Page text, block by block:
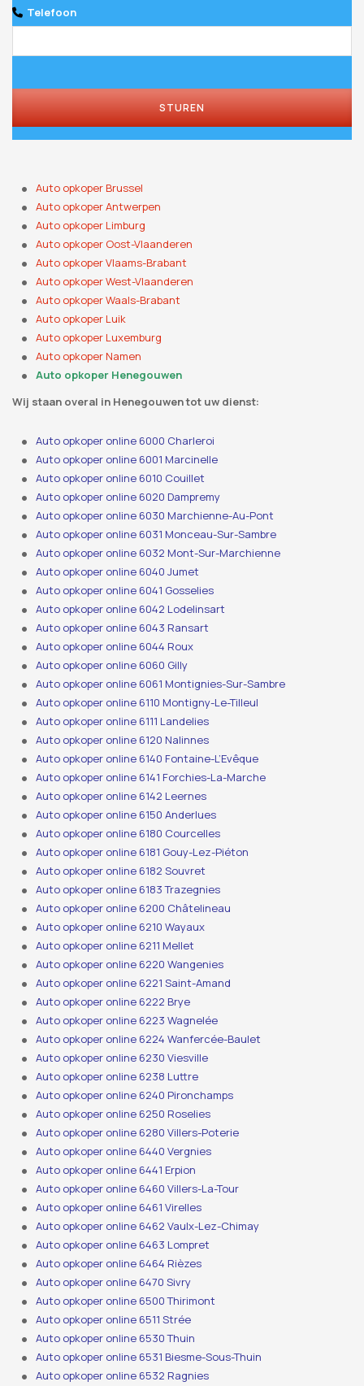
Telefoon
STUREN
Auto opkoper Brussel
Auto opkoper Antwerpen
Auto opkoper Limburg
Auto opkoper Oost-Vlaanderen
Auto opkoper Vlaams-Brabant
Auto opkoper West-Vlaanderen
Auto opkoper Waals-Brabant
Auto opkoper Luik
Auto opkoper Luxemburg
Auto opkoper Namen
Auto opkoper Henegouwen
Wij staan ​​overal in Henegouwen tot uw dienst:
Auto opkoper online 6000 Charleroi
Auto opkoper online 6001 Marcinelle
Auto opkoper online 6010 Couillet
Auto opkoper online 6020 Dampremy
Auto opkoper online 6030 Marchienne-Au-Pont
Auto opkoper online 6031 Monceau-Sur-Sambre
Auto opkoper online 6032 Mont-Sur-Marchienne
Auto opkoper online 6040 Jumet
Auto opkoper online 6041 Gosselies
Auto opkoper online 6042 Lodelinsart
Auto opkoper online 6043 Ransart
Auto opkoper online 6044 Roux
Auto opkoper online 6060 Gilly
Auto opkoper online 6061 Montignies-Sur-Sambre
Auto opkoper online 6110 Montigny-Le-Tilleul
Auto opkoper online 6111 Landelies
Auto opkoper online 6120 Nalinnes
Auto opkoper online 6140 Fontaine-L’Evêque
Auto opkoper online 6141 Forchies-La-Marche
Auto opkoper online 6142 Leernes
Auto opkoper online 6150 Anderlues
Auto opkoper online 6180 Courcelles
Auto opkoper online 6181 Gouy-Lez-Piéton
Auto opkoper online 6182 Souvret
Auto opkoper online 6183 Trazegnies
Auto opkoper online 6200 Châtelineau
Auto opkoper online 6210 Wayaux
Auto opkoper online 6211 Mellet
Auto opkoper online 6220 Wangenies
Auto opkoper online 6221 Saint-Amand
Auto opkoper online 6222 Brye
Auto opkoper online 6223 Wagnelée
Auto opkoper online 6224 Wanfercée-Baulet
Auto opkoper online 6230 Viesville
Auto opkoper online 6238 Luttre
Auto opkoper online 6240 Pironchamps
Auto opkoper online 6250 Roselies
Auto opkoper online 6280 Villers-Poterie
Auto opkoper online 6440 Vergnies
Auto opkoper online 6441 Erpion
Auto opkoper online 6460 Villers-La-Tour
Auto opkoper online 6461 Virelles
Auto opkoper online 6462 Vaulx-Lez-Chimay
Auto opkoper online 6463 Lompret
Auto opkoper online 6464 Rièzes
Auto opkoper online 6470 Sivry
Auto opkoper online 6500 Thirimont
Auto opkoper online 6511 Strée
Auto opkoper online 6530 Thuin
Auto opkoper online 6531 Biesme-Sous-Thuin
Auto opkoper online 6532 Ragnies